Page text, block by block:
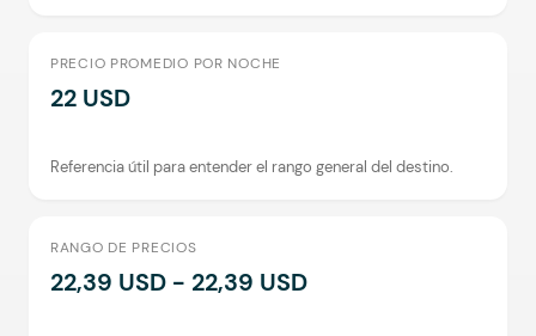
PRECIO PROMEDIO POR NOCHE
22 USD
Referencia útil para entender el rango general del destino.
RANGO DE PRECIOS
22,39 USD - 22,39 USD